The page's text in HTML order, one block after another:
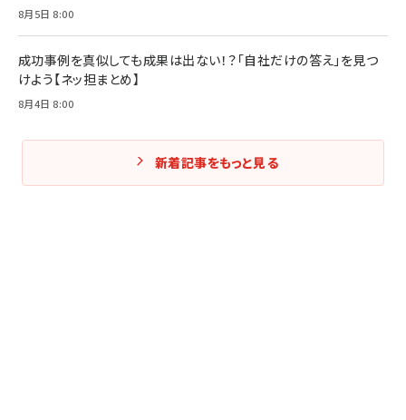
8月5日 8:00
成功事例を真似しても成果は出ない！？「自社だけの答え」を見つ
けよう【ネッ担まとめ】
8月4日 8:00
新着記事をもっと見る